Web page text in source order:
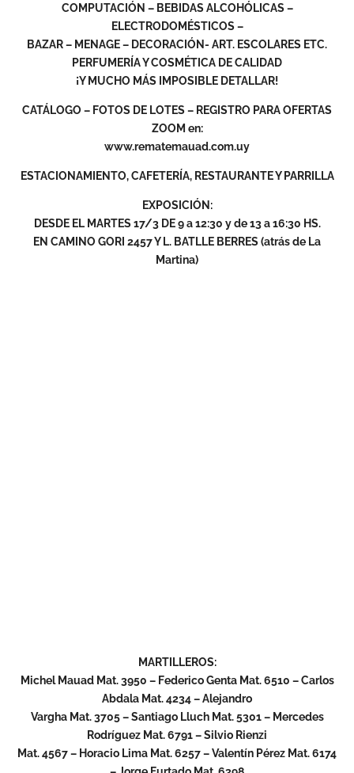
COMPUTACIÓN – BEBIDAS ALCOHÓLICAS –
ELECTRODOMÉSTICOS –
BAZAR – MENAGE – DECORACIÓN- ART. ESCOLARES ETC.
PERFUMERÍA Y COSMÉTICA DE CALIDAD
¡Y MUCHO MÁS IMPOSIBLE DETALLAR!
CATÁLOGO – FOTOS DE LOTES – REGISTRO PARA OFERTAS
ZOOM en:
www.rematemauad.com.uy
ESTACIONAMIENTO, CAFETERÍA, RESTAURANTE Y PARRILLA
EXPOSICIÓN:
DESDE EL MARTES 17/3 DE 9 a 12:30 y de 13 a 16:30 HS.
EN CAMINO GORI 2457 Y L. BATLLE BERRES (atrás de La
Martina)
MARTILLEROS:
Michel Mauad Mat. 3950 – Federico Genta Mat. 6510 – Carlos
Abdala Mat. 4234 – Alejandro
Vargha Mat. 3705 – Santiago Lluch Mat. 5301 – Mercedes
Rodríguez Mat. 6791 – Silvio Rienzi
Mat. 4567 – Horacio Lima Mat. 6257 – Valentín Pérez Mat. 6174